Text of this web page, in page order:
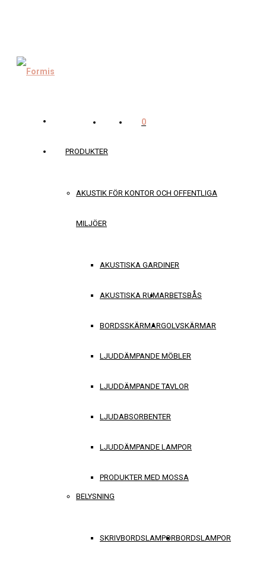
PRODUKTER
AKUSTIK FÖR KONTOR OCH OFFENTLIGA
MILJÖER
AKUSTISKA GARDINER
AKUSTISKA RUMARBETSBÅS
BORDSSKÄRMARGOLVSKÄRMAR
LJUDDÄMPANDE MÖBLER
LJUDDÄMPANDE TAVLOR
LJUDABSORBENTER
LJUDDÄMPANDE LAMPOR
PRODUKTER MED MOSSA
BELYSNING
SKRIVBORDSLAMPORBORDSLAMPOR
0